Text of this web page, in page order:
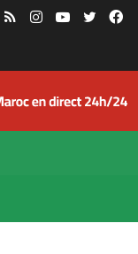
RSS InstagramYouTube